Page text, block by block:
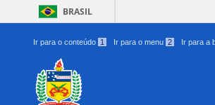
BRASIL
Ir para o conteúdo 1 Ir para o menu 2 Ir para a